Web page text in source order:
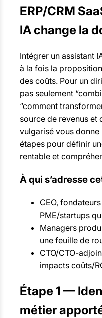
ERP/CRM
IA change la
Intégrer un assistant
à la fois la
des coûts. Pour un
pas seulement
“comment
source de revenus et
vulgarisé vous
étapes pour définir
rentable et
À qui s’adresse
CEO,
PME/startups
Managers
une feuille de
CTO/CTO-
impacts coûts/
Étape 1 —
métier